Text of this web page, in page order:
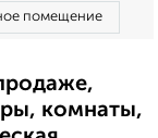
помещение
комнаты,